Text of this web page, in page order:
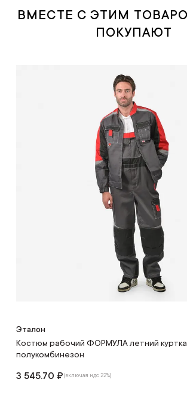
ВМЕСТЕ С ЭТИМ
ПОКУПАЮТ
Эталон
Костюм рабочий ФОРМУЛА летний куртка,
полукомбинезон
3 545.70 ₽(включая ндс 22%)